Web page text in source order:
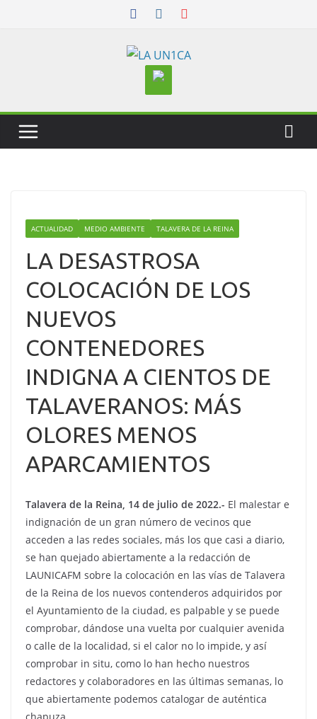
ACTUALIDAD MEDIO AMBIENTE TALAVERA DE LA REINA
LA DESASTROSA
COLOCACIÓN DE LOS
NUEVOS
CONTENEDORES
INDIGNA A CIENTOS DE
TALAVERANOS: MÁS
OLORES MENOS
APARCAMIENTOS
Talavera de la Reina, 14 de julio de 2022.- El malestar e
indignación de un gran número de vecinos que
acceden a las redes sociales, más los que casi a diario,
se han quejado abiertamente a la redacción de
LAUNICAFM sobre la colocación en las vías de Talavera
de la Reina de los nuevos contenderos adquiridos por
el Ayuntamiento de la ciudad, es palpable y se puede
comprobar, dándose una vuelta por cualquier avenida
o calle de la localidad, si el calor no lo impide, y así
comprobar in situ, como lo han hecho nuestros
redactores y colaboradores en las últimas semanas, lo
que abiertamente podemos catalogar de auténtica